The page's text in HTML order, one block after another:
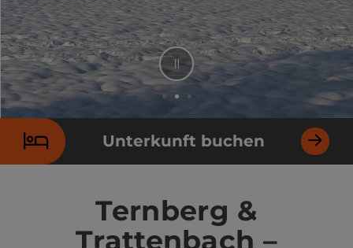
Stop
Element 2 von 3
Unterkunft buchen
Ternberg &
Trattenbach –